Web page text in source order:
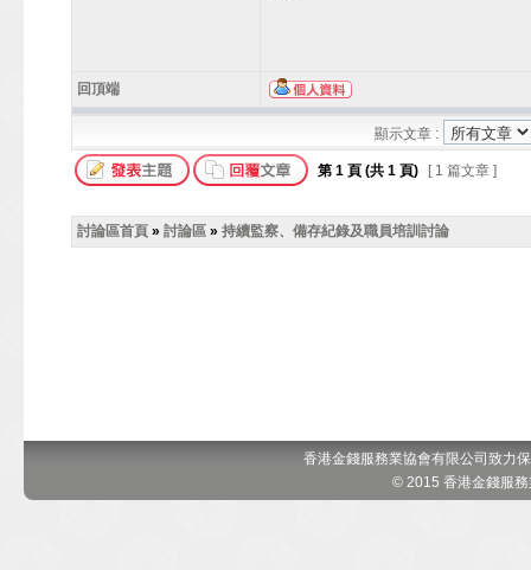
回頂端
顯示文章 :
第 1 頁 (共 1 頁) [ 1 篇文章 ]
討論區首頁 » 討論區 » 持續監察、備存紀錄及職員培訓討論
香港金錢服務業協會有限公司致力
© 2015 香港金錢服